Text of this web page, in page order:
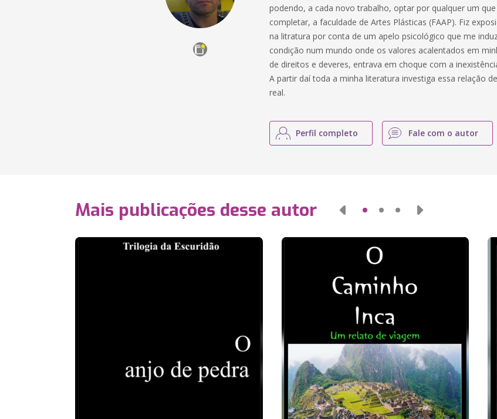
podendo, a cada novo trabalho, optar por qualquer um
completar, a faculdade de Artes Plásticas (FAAP). Fiz
na litratura por conta de um apelo psicológico que me
condição num mundo onde os valores acalentados em
de direitos e deveres, entrava em choque com a
A partir daí toda a minha literatura investiga essa relação
real.
Perfil completo Fale com o autor
Mais publicações desse autor